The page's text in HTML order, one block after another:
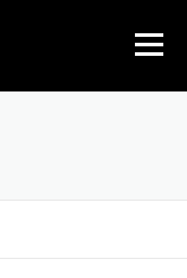
Menu